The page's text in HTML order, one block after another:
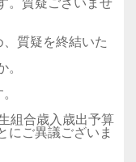
。質疑ございませ
質疑を終結いた
。
組合歳入歳出予算
にご異議ございま